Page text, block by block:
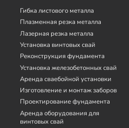
Гибка листового металла
Плазменная резка металла
Лазерная резка металла
Установка винтовых свай
Реконструкция фундамента
Установка железобетонных свай
Аренда сваебойной установки
Изготовление и монтаж заборов
Проектирование фундамента
Аренда оборудования для
винтовых свай